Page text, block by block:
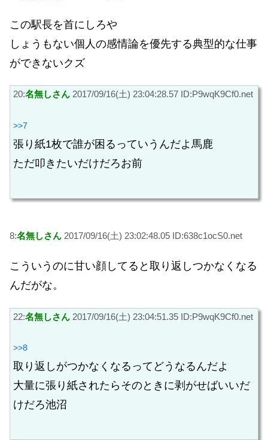
この駅長を首にしろや
しょうもない個人の感情論を優先する典型的な仕事
ができないクズ
20:名無しさん 2017/09/16(土) 23:04:28.57 ID:P9wqK9Cf0.net
>>7
張り紙1枚で誰が困るっていうんだよ馬鹿
ただ叩きたいだけだろお前
8:名無しさん 2017/09/16(土) 23:02:48.05 ID:638c1ocS0.net
こういうのに甘い顔してると取り返しつかなくなる
んだがな。
22:名無しさん 2017/09/16(土) 23:04:51.35 ID:P9wqK9Cf0.net
>>8
取り返しがつかなくなるってどうなるんだよ
大量に張り紙されたらそのときに剥がせばいいだ
けだろ池沼